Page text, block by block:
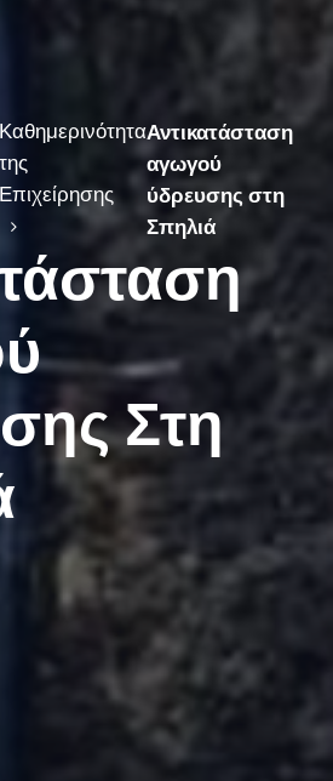
Καθημερινότητα
της
Επιχείρησης
Αντικατάσταση
αγωγού
ύδρευσης στη
Σπηλιά
Στη